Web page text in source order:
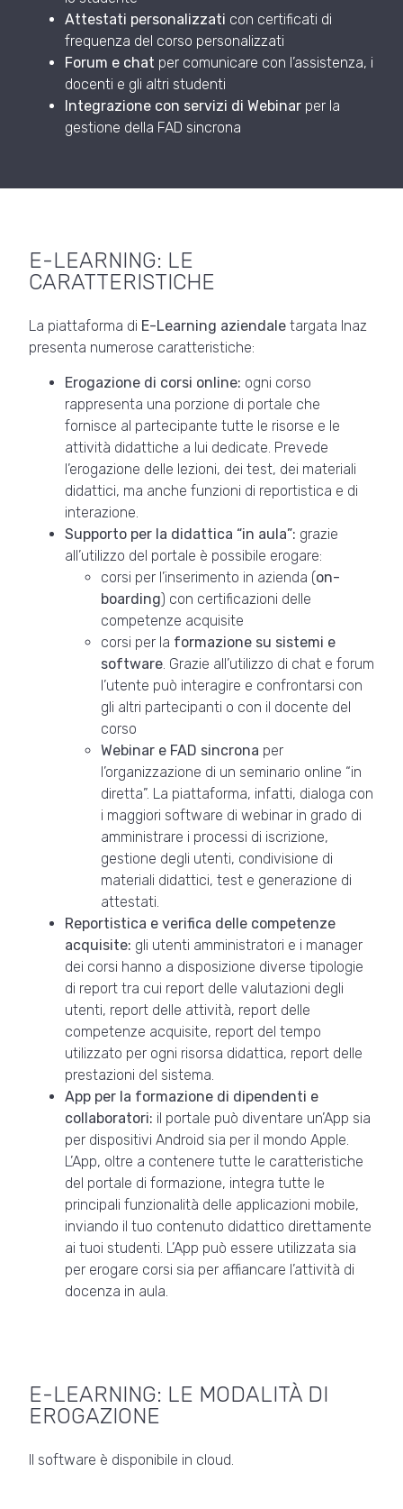
Attestati personalizzati con certificati di
frequenza del corso personalizzati
Forum e chat per comunicare con l’assistenza, i
docenti e gli altri studenti
Integrazione con servizi di Webinar per la
gestione della FAD sincrona
E-LEARNING: LE
CARATTERISTICHE
La piattaforma di E-Learning aziendale targata Inaz
presenta numerose caratteristiche:
Erogazione di corsi online: ogni corso
rappresenta una porzione di portale che
fornisce al partecipante tutte le risorse e le
attività didattiche a lui dedicate. Prevede
l’erogazione delle lezioni, dei test, dei materiali
didattici, ma anche funzioni di reportistica e di
interazione.
Supporto per la didattica “in aula”: grazie
all’utilizzo del portale è possibile erogare:
corsi per l’inserimento in azienda (on-
boarding) con certificazioni delle
competenze acquisite
corsi per la formazione su sistemi e
software . Grazie all’utilizzo di chat e forum
l’utente può interagire e confrontarsi con
gli altri partecipanti o con il docente del
corso
Webinar e FAD sincrona per
l’organizzazione di un seminario online “in
diretta”. La piattaforma, infatti, dialoga con
i maggiori software di webinar in grado di
amministrare i processi di iscrizione,
gestione degli utenti, condivisione di
materiali didattici, test e generazione di
attestati.
Reportistica e verifica delle competenze
acquisite: gli utenti amministratori e i manager
dei corsi hanno a disposizione diverse tipologie
di report tra cui report delle valutazioni degli
utenti, report delle attività, report delle
competenze acquisite, report del tempo
utilizzato per ogni risorsa didattica, report delle
prestazioni del sistema.
App per la formazione di dipendenti e
collaboratori: il portale può diventare un’App sia
per dispositivi Android sia per il mondo Apple.
L’App, oltre a contenere tutte le caratteristiche
del portale di formazione, integra tutte le
principali funzionalità delle applicazioni mobile,
inviando il tuo contenuto didattico direttamente
ai tuoi studenti. L’App può essere utilizzata sia
per erogare corsi sia per affiancare l’attività di
docenza in aula.
E-LEARNING: LE MODALITÀ DI
EROGAZIONE
Il software è disponibile in cloud.